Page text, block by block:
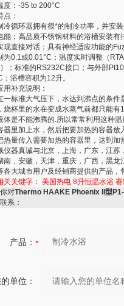
度：-35 to 200°C
点：
冷循环器拥有很*的制冷功率，并安
能；高品质不锈钢材料的浴槽安装
现直接对话；具有神经适应功能的
为0.1或0.01°C；温度实时调整（
）；标准的RS232C接口；与外部
；浴槽容积为12升。
用补充说明：
一标准大气压下，水达到沸点的条
烧杯里的水在变成水蒸气前都只能
体是不能沸腾的.所以常常利用这种
器里加上水，然后把要加热的容器
热量传入需要加热的容器里，达到加
仪器真诚与北京，上海，广东，江
南，安徽，天津，重庆，广西，黑
各大城市用户及经销商提供的产品，
关关键字： 美国热电 8升恒温水浴
对Thermo HAAKE Phoenix II型
系：
产品：
单位：